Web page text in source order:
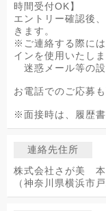
時間受付OK】
エントリー確認後
きます。
※ご連絡する際に
インを使用いたしま
迷惑メール等の設
お電話でのご応募も
※面接時は、履歴書
連絡先住所
株式会社さが美 本
（神奈川県横浜市